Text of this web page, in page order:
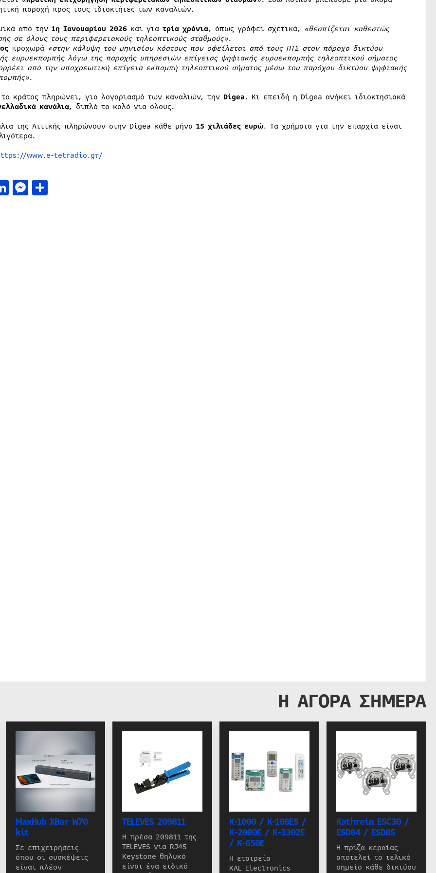
παροχή προς τους ιδιοκτήτες των καναλιών.
από την 1η Ιανουαρίου 2026και για τρία χρόνια, όπως γράφει σχετικά, «θεσπίζεται καθεστώς
σε όλους τους περιφερειακούς τηλεοπτικούς σταθμούς».
προχωρά «στην κάλυψη του μηνιαίου κόστους που οφείλεται από τους ΠΤΣ στον πάροχο δικτύου
ευρυεκπομπής λόγω της παροχής υπηρεσιών επίγειας ψηφιακής ευρυεκπομπής τηλεοπτικού σήματος
από την υποχρεωτική επίγεια εκπομπή τηλεοπτικού σήματος μέσω του παρόχου δικτύου ψηφιακής
.
κράτος πληρώνει, για λογαριασμό των καναλιών, την Digea. Κι επειδή η Digea ανήκει ιδιοκτησιακά
κανάλια, διπλό το καλό για όλους.
της Αττικής πληρώνουν στην Digea κάθε μήνα 15 χιλιάδες ευρώ. Τα χρήματα για την επαρχία είναι
www.e-tetradio.gr/
LinkedIn
Messenger
Μοιραστείτε
Η ΑΓΟΡΑ ΣΗΜΕΡΑ
MaxHub XBar W70
kit
Σε επιχειρήσεις
όπου οι συσκέψεις
είναι πλέον
TELEVES 209811
Η πρέσα 209811 της
TELEVES για RJ45
Keystone θηλυκό
είναι ένα ειδικό
K-1000 / K-108ES /
K-2080E / K-3302E
/ K-650E
Η εταιρεία
KAL Electronics
Kathrein ESC30 /
ESD84 / ESD85
Η πρίζα κεραίας
αποτελεί το τελικό
σημείο κάθε δικτύου